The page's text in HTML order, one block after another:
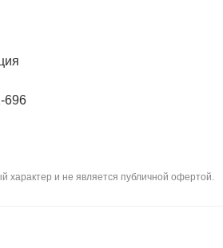
696
характер и не является публичной офертой.